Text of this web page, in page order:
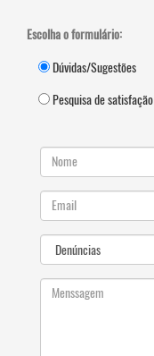
Escolha o formulário:
Dúvidas/Sugestões
Pesquisa de satisfação